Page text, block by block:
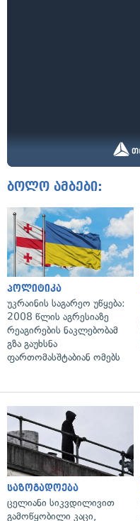
ბოლო ამბები:
პოლიტიკა
უკრაინის საგარეო უწყება:
2008 წლის აგრესიაზე
რეაგირების ნაკლებობამ
გზა გაუხსნა
ფართომასშტაბიან ომებს
საზოგადოება
ცელიანი სიკვდილივით
გამოწყობილი კაცი,